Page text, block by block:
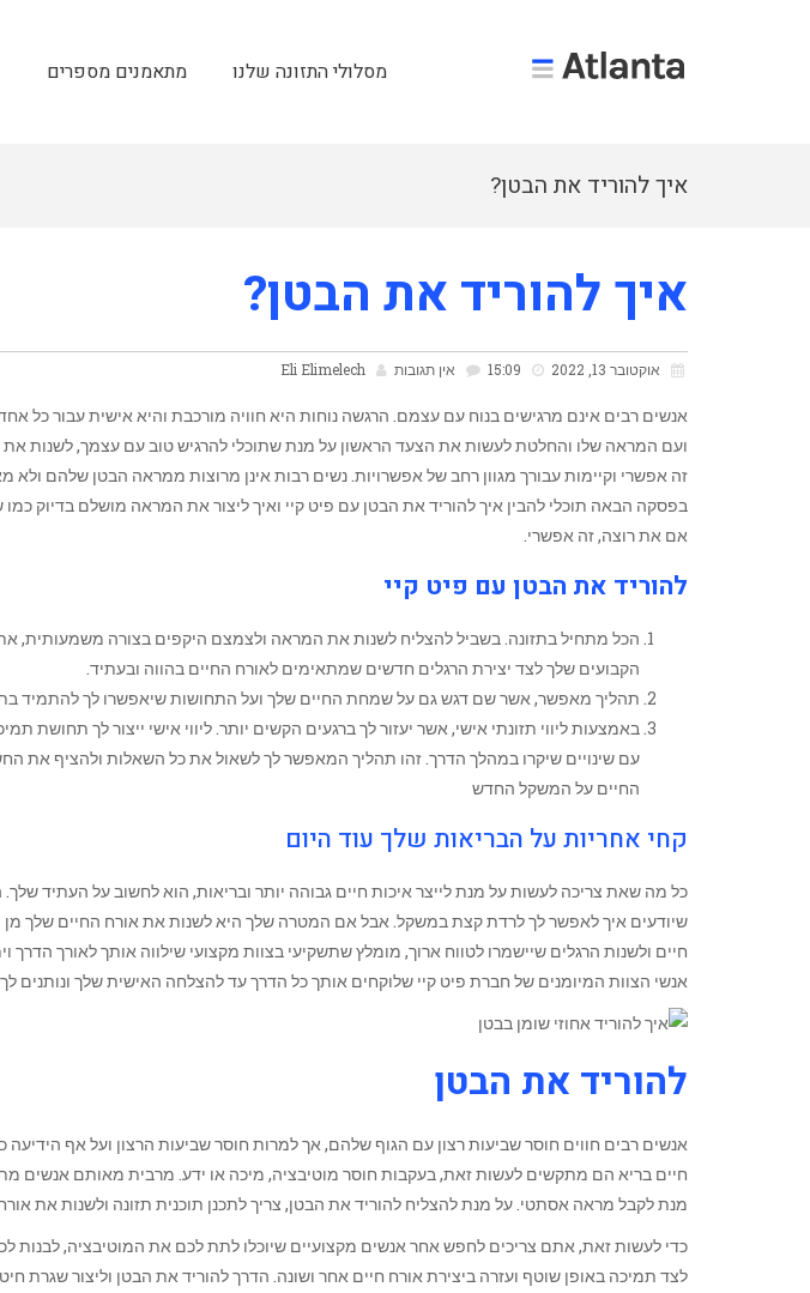
מסלולי התזונה שלנו מתאמנים מספרים
איך להוריד את הבטן?
איך להוריד את הבטן?
אוקטובר 13, 2022 אין תגובות Eli Elimelech
אנשים רבים אינם מרגישים בנוח עם עצמם. הרגשה נוחות היא חוויה מורכבת והיא אישית עבור כל
ועם המראה שלו והחלטת לעשות את הצעד הראשון על מנת שתוכלי להרגיש טוב עם עצמך, לשנות את
זה אפשרי וקיימות עבורך מגוון רחב של אפשרויות. נשים רבות אינן מרוצות ממראה הבטן שלהם ולא
בפסקה הבאה תוכלי להבין איך להוריד את הבטן עם פיט קיי ואיך ליצור את המראה מושלם בדיוק
אם את רוצה, זה אפשרי.
להוריד את הבטן עם פיט קיי
‏הכל מתחיל בתזונה. ‏בשביל להצליח לשנות ‏את המראה ולצמצם היקפים בצורה משמעותית, ‏את
הקבועים שלך ‏לצד יצירת הרגלים חדשים שמתאימים לאורח החיים בהווה ובעתיד.
תהליך מאפשר, אשר שם דגש גם על שמחת החיים שלך ועל התחושות שיאפשרו לך להתמיד
‏באמצעות ליווי תזונתי אישי, אשר יעזור לך ברגעים הקשים יותר. ליווי אישי ייצור לך
עם שינויים שיקרו במהלך הדרך. זהו תהליך המאפשר לך לשאול את כל השאלות ולהציף את
החיים על המשקל החדש
קחי אחריות על הבריאות שלך עוד היום
‏כל מה שאת צריכה לעשות על מנת לייצר איכות חיים גבוהה יותר ובריאות, הוא לחשוב על העתיד שלך.
שיודעים איך לאפשר לך ‏לרדת קצת במשקל. אבל אם המטרה שלך היא לשנות את אורח החיים שלך מן
חיים ולשנות הרגלים שיישמרו לטווח ארוך, מומלץ שתשקיעי בצוות מקצועי שילווה אותך לאורך הדרך
אנשי הצוות המיומנים של חברת פיט קיי ‏שלוקחים אותך כל הדרך עד להצלחה האישית שלך ונותנים לך 100% אחריות על המשקל החדש שתשיגי.
להוריד את הבטן
‏אנשים רבים חווים חוסר שביעות רצון עם הגוף שלהם, אך למרות חוסר שביעות הרצון ועל אף
חיים בריא הם מתקשים לעשות זאת, בעקבות חוסר מוטיבציה, מיכה או ידע. מרבית מאותם אנשים
מנת לקבל מראה אסתטי. על מנת להצליח להוריד את הבטן, צריך לתכנן תוכנית תזונה ולשנות את
כדי לעשות זאת, אתם צריכים לחפש אחר אנשים מקצועיים שיוכלו לתת לכם את המוטיבציה, לבנות
לצד תמיכה באופן שוטף ועזרה ביצירת אורח חיים אחר ושונה. ‏הדרך להוריד את הבטן וליצור שגרת